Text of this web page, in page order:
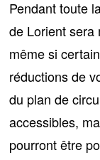
Pendant toute
de Lorient sera
même si
réductions de
du plan de
accessibles,
pourront être